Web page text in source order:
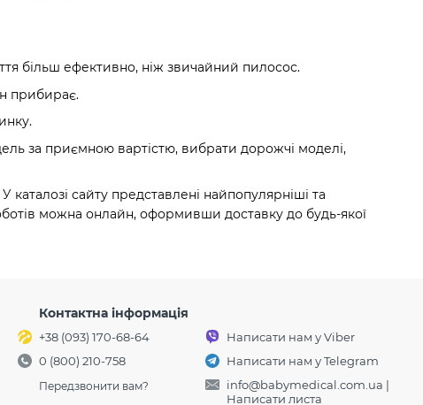
більш ефективно, ніж звичайний пилосос.
прибирає.
за приємною вартістю, вибрати дорожчі моделі,
сайту представлені найпопулярніші та
можна онлайн, оформивши доставку до будь-якої
Контактна інформація
+38 (093) 170-68-64
0 (800) 210-758
Передзвонити вам?
Написати нам у Viber
Написати нам у Telegram
info@babymedical.com.ua |
Написати листа